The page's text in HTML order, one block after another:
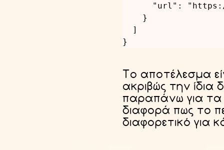
"url" :
}
]
}
Το αποτέλεσμα
ακριβώς την ίδια
παραπάνω για
διαφορά πως το
διαφορετικό για